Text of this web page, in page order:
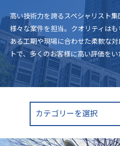
高い技術力を誇るスペシャリスト
様々な案件を担当。クオリティは
ある工期や現場に合わせた柔軟な
トで、多くのお客様に高い評価を
カテゴリーを選択